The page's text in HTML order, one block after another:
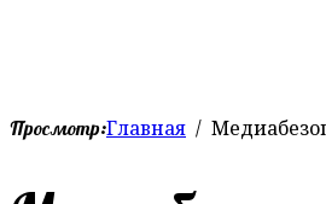
Просмотр:Главная